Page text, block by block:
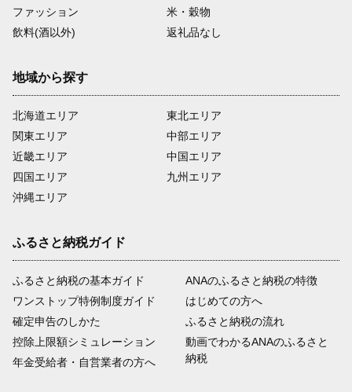
ファッション
米・穀物
飲料(酒以外)
返礼品なし
地域から探す
北海道エリア
関東エリア
近畿エリア
四国エリア
沖縄エリア
東北エリア
中部エリア
中国エリア
九州エリア
ふるさと納税ガイド
ふるさと納税の基本ガイド
ワンストップ特例制度ガイド
確定申告のしかた
控除上限額シミュレーション
年金受給者・自営業者の方へ
ANAのふるさと納税の特徴
はじめての方へ
ふるさと納税の流れ
動画でわかるANAのふるさと
納税